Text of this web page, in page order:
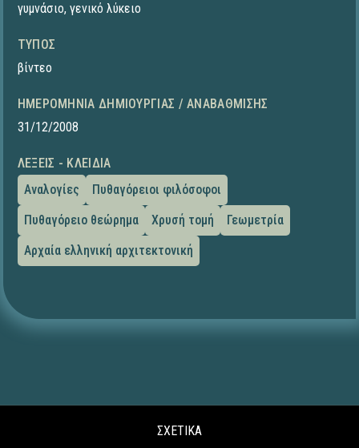
γυμνάσιο, γενικό λύκειο
ΤΎΠΟΣ
βίντεο
ΗΜΕΡΟΜΗΝΊΑ ΔΗΜΙΟΥΡΓΊΑΣ / ΑΝΑΒΆΘΜΙΣΗΣ
31/12/2008
ΛΈΞΕΙΣ - ΚΛΕΙΔΙΆ
Αναλογίες
Πυθαγόρειοι φιλόσοφοι
Πυθαγόρειο θεώρημα
Χρυσή τομή
Γεωμετρία
Αρχαία ελληνική αρχιτεκτονική
ΣΧΕΤΙΚΑ